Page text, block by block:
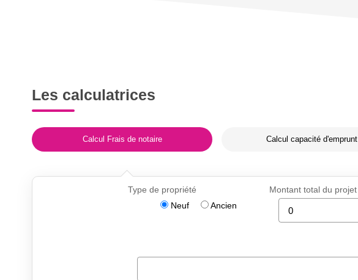
Les calculatrices
Calcul Frais de notaire Calcul capacité d'emprunt